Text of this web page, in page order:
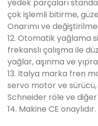
yedek parçaları
çok işlemli bitirme,
Onarımı ve
12. Otomatik yağlama
frekanslı çalışma ile
yağlar, aşınma ve
13. İtalya marka fren
servo motor ve
Schneider röle ve
14. Makine CE onaylıdır.